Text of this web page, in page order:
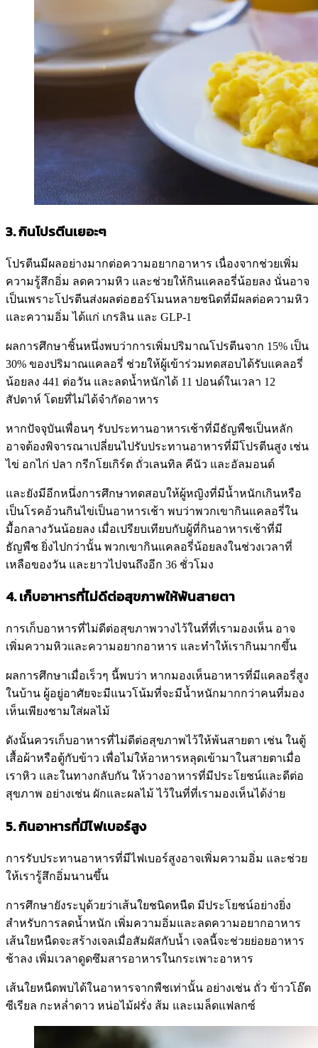
3. กินโปรตีนเยอะๆ
โปรตีนมีผลอย่างมากต่อความอยากอาหาร เนื่องจากช่วยเพิ่ม
ความรู้สึกอิ่ม ลดความหิว และช่วยให้กินแคลอรี่น้อยลง นั่นอาจ
เป็นเพราะโปรตีนส่งผลต่อฮอร์โมนหลายชนิดที่มีผลต่อความหิว
และความอิ่ม ได้แก่ เกรลิน และ GLP-1
ผลการศึกษาชิ้นหนึ่งพบว่าการเพิ่มปริมาณโปรตีนจาก 15% เป็น
30% ของปริมาณแคลอรี่ ช่วยให้ผู้เข้าร่วมทดสอบได้รับแคลอรี่
น้อยลง 441 ต่อวัน และลดน้ำหนักได้ 11 ปอนด์ในเวลา 12
สัปดาห์ โดยที่ไม่ได้จำกัดอาหาร
หากปัจจุบันเพื่อนๆ รับประทานอาหารเช้าที่มีธัญพืชเป็นหลัก
อาจต้องพิจารณาเปลี่ยนไปรับประทานอาหารที่มีโปรตีนสูง เช่น
ไข่ อกไก่ ปลา กรีกโยเกิร์ต ถั่วเลนทิล คีนัว และอัลมอนด์
และยังมีอีกหนึ่งการศึกษาทดสอบให้ผู้หญิงที่มีน้ำหนักเกินหรือ
เป็นโรคอ้วนกินไข่เป็นอาหารเช้า พบว่าพวกเขากินแคลอรี่ใน
มื้อกลางวันน้อยลง เมื่อเปรียบเทียบกับผู้ที่กินอาหารเช้าที่มี
ธัญพืช ยิ่งไปกว่านั้น พวกเขากินแคลอรี่น้อยลงในช่วงเวลาที่
เหลือของวัน และยาวไปจนถึงอีก 36 ชั่วโมง
4. เก็บอาหารที่ไม่ดีต่อสุขภาพให้พ้นสายตา
การเก็บอาหารที่ไม่ดีต่อสุขภาพวางไว้ในที่ที่เรามองเห็น อาจ
เพิ่มความหิวและความอยากอาหาร และทำให้เรากินมากขึ้น
ผลการศึกษาเมื่อเร็วๆ นี้พบว่า หากมองเห็นอาหารที่มีแคลอรี่สูง
ในบ้าน ผู้อยู่อาศัยจะมีแนวโน้มที่จะมีน้ำหนักมากกว่าคนที่มอง
เห็นเพียงชามใส่ผลไม้
ดังนั้นควรเก็บอาหารที่ไม่ดีต่อสุขภาพไว้ให้พ้นสายตา เช่น ในตู้
เสื้อผ้าหรือตู้กับข้าว เพื่อไม่ให้อาหารหลุดเข้ามาในสายตาเมื่อ
เราหิว และในทางกลับกัน ให้วางอาหารที่มีประโยชน์และดีต่อ
สุขภาพ อย่างเช่น ผักและผลไม้ ไว้ในที่ที่เรามองเห็นได้ง่าย
5. กินอาหารที่มีไฟเบอร์สูง
การรับประทานอาหารที่มีไฟเบอร์สูงอาจเพิ่มความอิ่ม และช่วย
ให้เรารู้สึกอิ่มนานขึ้น
การศึกษายังระบุด้วยว่าเส้นใยชนิดหนืด มีประโยชน์อย่างยิ่ง
สำหรับการลดน้ำหนัก เพิ่มความอิ่มและลดความอยากอาหาร
เส้นใยหนืดจะสร้างเจลเมื่อสัมผัสกับน้ำ เจลนี้จะช่วยย่อยอาหาร
ช้าลง เพิ่มเวลาดูดซึมสารอาหารในกระเพาะอาหาร
เส้นใยหนืดพบได้ในอาหารจากพืชเท่านั้น อย่างเช่น ถั่ว ข้าวโอ๊ต
ซีเรียล กะหล่ำดาว หน่อไม้ฝรั่ง ส้ม และเมล็ดแฟลกซ์